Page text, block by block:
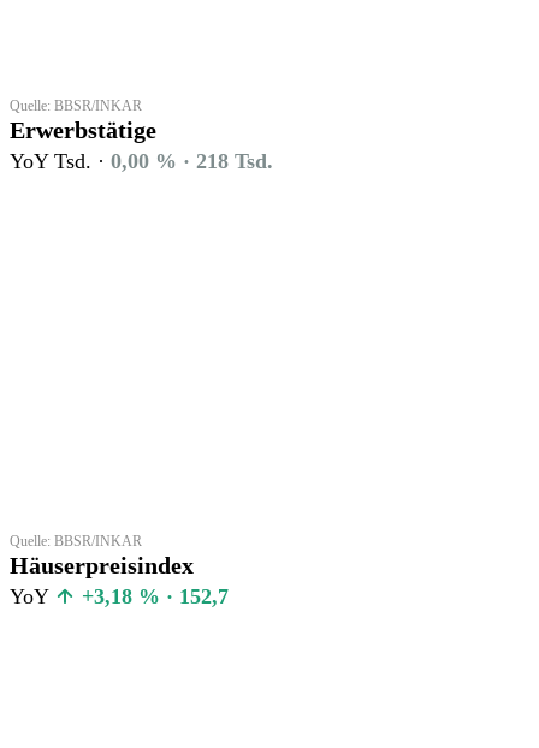
Quelle: BBSR/INKAR
Erwerbstätige
YoY Tsd. · 0,00 % · 218 Tsd.
Quelle: BBSR/INKAR
Häuserpreisindex
YoY +3,18 % · 152,7